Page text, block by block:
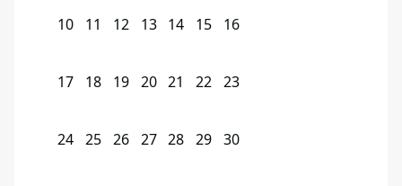
10 11 12 13 14 15 16
17 18 19 20 21 22 23
24 25 26 27 28 29 30